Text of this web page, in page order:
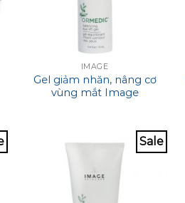
IMAGE
Gel giảm nhăn, nâng cơ
vùng mắt Image
Sale